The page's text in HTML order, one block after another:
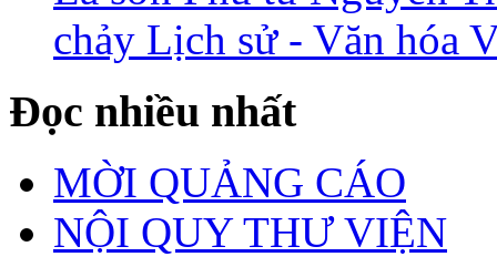
chảy Lịch sử - Văn hóa
Đọc nhiều nhất
MỜI QUẢNG CÁO
NỘI QUY THƯ VIỆN